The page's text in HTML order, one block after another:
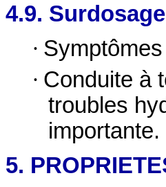
4.9. Surdosage
·
· Conduite à
troubles
importante.
5.